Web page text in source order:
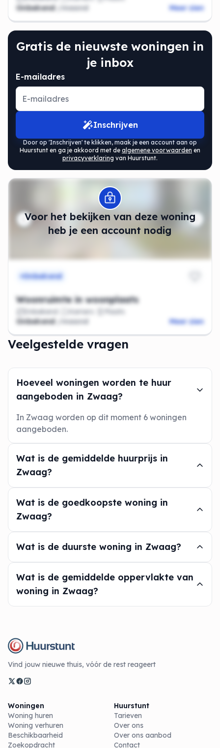
Onbekend
/maand Meer zien
Gratis de nieuwste woningen in
je inbox
E-mailadres
Inschrijven
Door op 'Inschrijven' te klikken, maak je een account aan op
Huurstunt en ga je akkoord met de algemene voorwaarden en
privacyverklaring van Huurstunt.
Voor het bekijken van deze woning
heb je een account nodig
Modal openen
Onbekend
Woonruimte in woonplaats
Onbekend Kamers
Plaats
Onbekend
/maand Meer zien
Veelgestelde vragen
Hoeveel woningen worden te huur
aangeboden in Zwaag?
In Zwaag worden op dit moment 6 woningen
aangeboden.
Wat is de gemiddelde huurprijs in
Zwaag?
Wat is de goedkoopste woning in
Zwaag?
Wat is de duurste woning in Zwaag?
Wat is de gemiddelde oppervlakte van
woning in Zwaag?
Vind jouw nieuwe thuis, vóór de rest reageert
Woningen
Woning huren
Woning verhuren
Beschikbaarheid
Zoekopdracht
Huurstunt
Tarieven
Over ons
Over ons aanbod
Contact